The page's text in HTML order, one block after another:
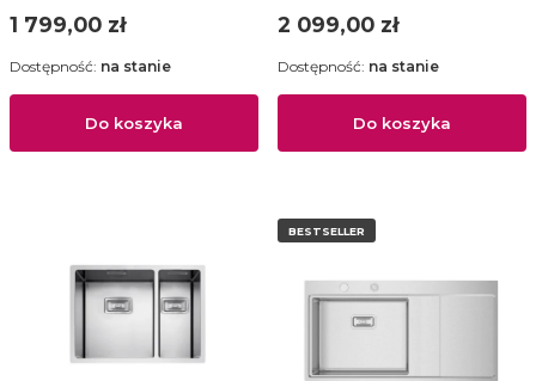
Cena
1 799,00 zł
Do koszyka
Dostępność: na stanie
2PMB
Cena
2 099,00 zł
Do koszyka
Dostępność: na stanie
BESTSELLER